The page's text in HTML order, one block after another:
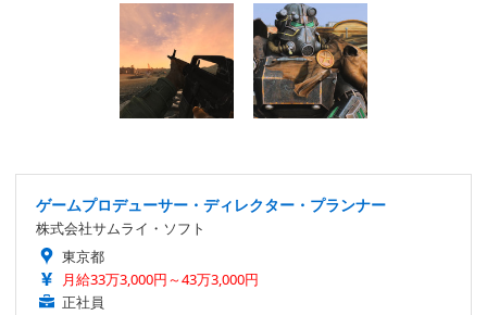
ゲームプロデューサー・ディレクター・プランナー
株式会社サムライ・ソフト
東京都
月給33万3,000円～43万3,000円
正社員